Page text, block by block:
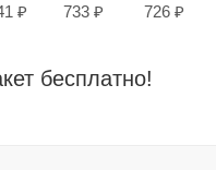
₽
733 ₽
726 ₽
бесплатно!